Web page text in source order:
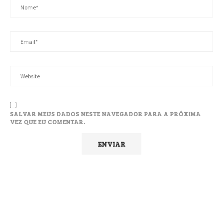
SALVAR MEUS DADOS NESTE NAVEGADOR PARA A PRÓXIMA
VEZ QUE EU COMENTAR.